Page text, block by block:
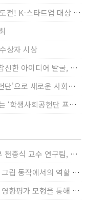
캠퍼스타운 입주기업 'Aniai' 중기부 주최 도전! K-스타트업 대상 수상
상자 시상
글로벌사회공헌단, 사회공헌 경진대회로 참신한 아이디어 발굴, 지원
글로벌사회공헌단, '2020 디지털 SNU공헌단'으로 새로운 사회공헌에 도전
글로벌사회공헌단, 학생들이 기획/실천하는 ‘학생사회공헌단 프로젝트’ 진행
심리학과 최인철 교수 연구팀ㆍ생명과학부 천종식 교수 연구팀, 장내 마이크로바이옴과 정서적 웰빙간 관계 규명
물리천문학부 박건식 교수 연구팀, 지문의 그립 동작에서의 역할 및 원리 규명
환경대학원 정수종 교수 연구팀, 기후변화 영향평가 모형을 통해 기후변화에 따른 급격한 토양수분의 감소가 발생하는 지역과 시간을 규명